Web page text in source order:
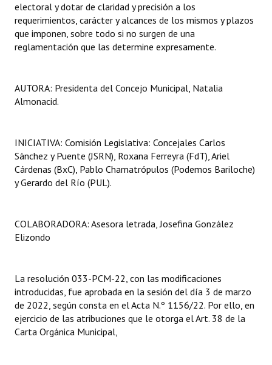
electoral y dotar de claridad y precisión a los
requerimientos, carácter y alcances de los mismos y plazos
que imponen, sobre todo si no surgen de una
reglamentación que las determine expresamente.
AUTORA: Presidenta del Concejo Municipal, Natalia
Almonacid.
INICIATIVA: Comisión Legislativa: Concejales Carlos
Sánchez y Puente (JSRN), Roxana Ferreyra (FdT), Ariel
Cárdenas (BxC), Pablo Chamatrópulos (Podemos Bariloche)
y Gerardo del Río (PUL).
COLABORADORA: Asesora letrada, Josefina González
Elizondo
La resolución 033-PCM-22, con las modificaciones
introducidas, fue aprobada en la sesión del día 3 de marzo
de 2022, según consta en el Acta N.º 1156/22. Por ello, en
ejercicio de las atribuciones que le otorga el Art. 38 de la
Carta Orgánica Municipal,